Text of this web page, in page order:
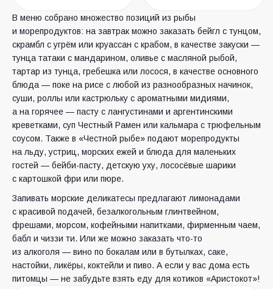
В меню собрано множество позиций из рыбы
и морепродуктов: на завтрак можно заказать бейгл с тунцом,
скрамбл с угрём или круассан с крабом, в качестве закуски —
тунца татаки с мандарином, оливье с масляной рыбой,
тартар из тунца, гребешка или лосося, в качестве основного
блюда — поке на рисе с любой из разнообразных начинок,
суши, роллы или кастрюльку с ароматными мидиями,
а на горячее — пасту с лангустинами и аргентинскими
креветками, суп Честный Рамен или кальмара с трюфельным
соусом. Также в «Честной рыбе» подают морепродукты
на льду, устриц, морских ежей и блюда для маленьких
гостей — бейби-пасту, детскую уху, лососёвые шарики
с картошкой фри или пюре.
Запивать морские деликатесы предлагают лимонадами
с красивой подачей, безалкогольным глинтвейном,
фрешами, морсом, кофейными напитками, фирменным чаем,
бабл и чиззи ти. Или же можно заказать что-то
из алкоголя — вино по бокалам или в бутылках, саке,
настойки, ликёры, коктейли и пиво. А если у вас дома есть
питомцы — не забудьте взять еду для котиков «Аристокот»!